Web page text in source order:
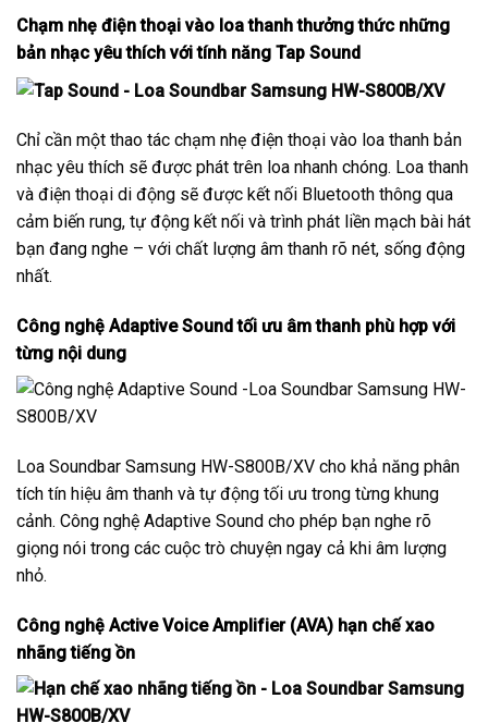
Chạm nhẹ điện thoại vào loa thanh thưởng thức những
bản nhạc yêu thích với tính năng Tap Sound
Chỉ cần một thao tác chạm nhẹ điện thoại vào loa thanh bản
nhạc yêu thích sẽ được phát trên loa nhanh chóng. Loa thanh
và điện thoại di động sẽ được kết nối Bluetooth thông qua
cảm biến rung, tự động kết nối và trình phát liền mạch bài hát
bạn đang nghe – với chất lượng âm thanh rõ nét, sống động
nhất.
Công nghệ Adaptive Sound tối ưu âm thanh phù hợp với
từng nội dung
Loa Soundbar Samsung HW-S800B/XV cho khả năng phân
tích tín hiệu âm thanh và tự động tối ưu trong từng khung
cảnh. Công nghệ Adaptive Sound cho phép bạn nghe rõ
giọng nói trong các cuộc trò chuyện ngay cả khi âm lượng
nhỏ.
Công nghệ Active Voice Amplifier (AVA) hạn chế xao
nhãng tiếng ồn